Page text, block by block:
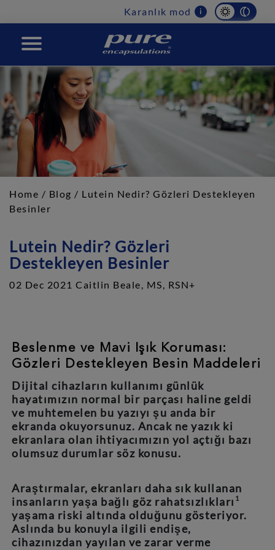
navigation
Karanlık mod i
PURE
Home / Blog / Lutein Nedir? Gözleri Destekleyen
Besinler
Lutein Nedir? Gözleri
Destekleyen Besinler
02 Dec 2021 Caitlin Beale, MS, RSN+
Beslenme ve Mavi Işık Koruması:
Gözleri Destekleyen Besin Maddeleri
Dijital cihazların kullanımı günlük
hayatımızın normal bir parçası haline geldi
ve muhtemelen bu yazıyı şu anda bir
ekranda okuyorsunuz. Ancak ne yazık ki
ekranlara olan ihtiyacımızın yol açtığı bazı
olumsuz durumlar söz konusu.
Araştırmalar, ekranları daha sık kullanan
insanların yaşa bağlı göz rahatsızlıkları 1
yaşama riski altında olduğunu gösteriyor.
Aslında bu konuyla ilgili endişe,
cihazınızdan yayılan ve zarar verme